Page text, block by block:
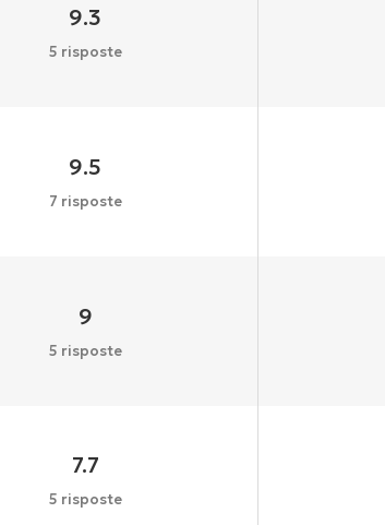
9.3
5 risposte
9.5
7 risposte
9
5 risposte
7.7
5 risposte